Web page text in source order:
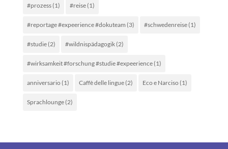
#prozess(1) #reise(1)
#reportage #expeerience #dokuteam (3) #schwedenreise(1)
#studie(2) #wildnispädagogik(2)
#wirksamkeit #forschung #studie #expeerience(1)
anniversario (1) Caffè delle lingue(2) Eco e Narciso (1)
Sprachlounge(2)